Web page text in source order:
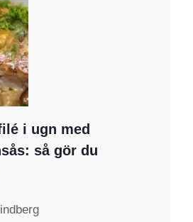
i ugn med
så gör du